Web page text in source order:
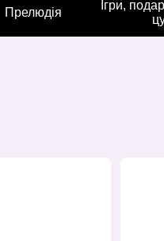
Прелюдія
Ігри,